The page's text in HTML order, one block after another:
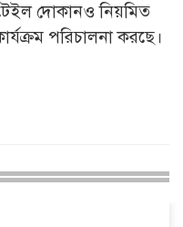
দোকানও নিয়মিত
পরিচালনা করছে।